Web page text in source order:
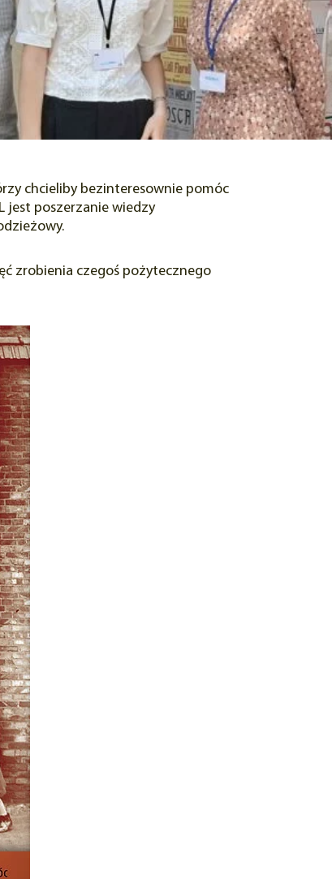
chcieliby bezinteresownie pomóc
jest poszerzanie wiedzy
zrobienia czegoś pożytecznego